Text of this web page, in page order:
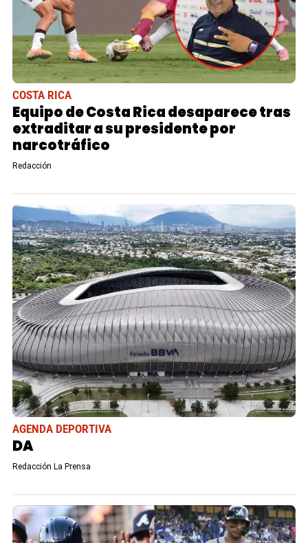
COSTA RICA
Equipo de Costa Rica desaparece tras
extraditar a su presidente por
narcotráfico
Redacción
AGENDA DEPORTIVA
DA
Redacción La Prensa